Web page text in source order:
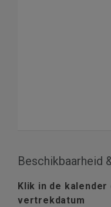
Beschikbaarheid
Klik in de kalender
vertrekdatum